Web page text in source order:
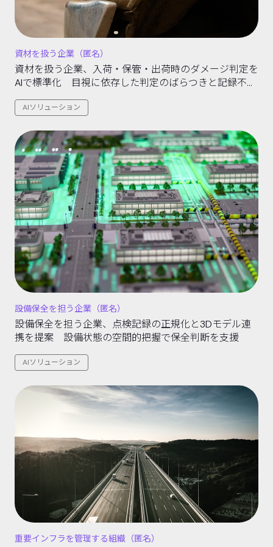
資材を扱う企業（匿名）
資材を扱う企業、入荷・保管・出荷時のダメージ判定を
AIで標準化 目視に依存した判定のばらつきと記録不備
AIソリューション
設備保全を担う企業（匿名）
設備保全を担う企業、点検記録の正規化と3Dモデル連
携を提案 設備状態の空間的把握で保全判断を支援
AIソリューション
重要インフラを管理する組織（匿名）